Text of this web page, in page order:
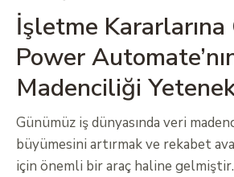
İşletme Kararlarına
Power
Madenciliği
Günümüz iş dünyasında veri
büyümesini artırmak ve rekabet
için önemli bir araç haline